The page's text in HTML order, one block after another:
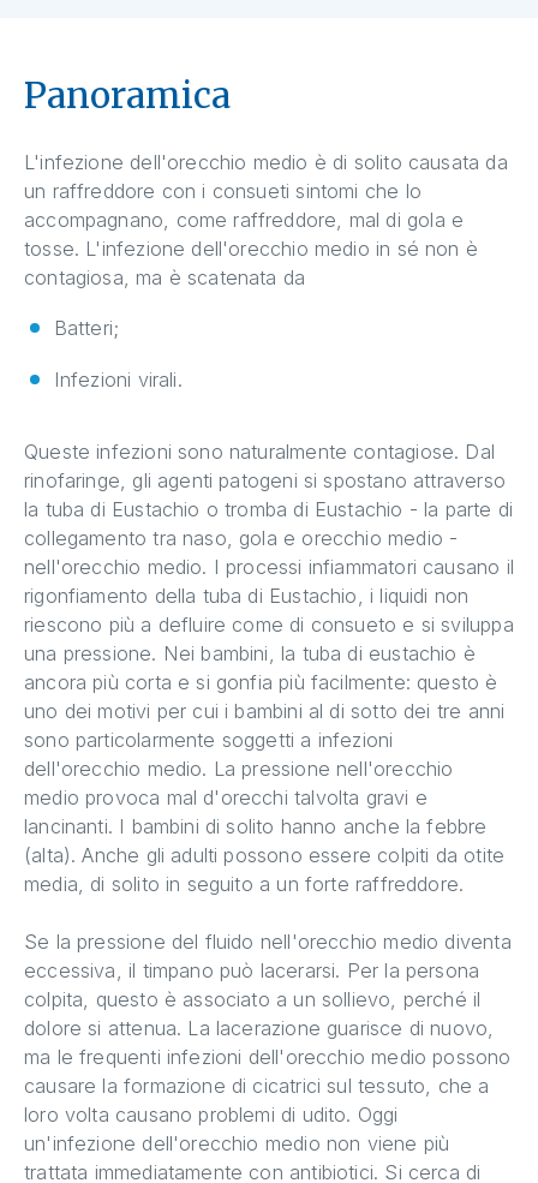
Panoramica
L'infezione dell'orecchio medio è di solito causata da
un raffreddore con i consueti sintomi che lo
accompagnano, come raffreddore, mal di gola e
tosse. L'infezione dell'orecchio medio in sé non è
contagiosa, ma è scatenata da
Batteri;
Infezioni virali.
Queste infezioni sono naturalmente contagiose. Dal
rinofaringe, gli agenti patogeni si spostano attraverso
la tuba di Eustachio o tromba di Eustachio - la parte di
collegamento tra naso, gola e orecchio medio -
nell'orecchio medio. I processi infiammatori causano il
rigonfiamento della tuba di Eustachio, i liquidi non
riescono più a defluire come di consueto e si sviluppa
una pressione. Nei bambini, la tuba di eustachio è
ancora più corta e si gonfia più facilmente: questo è
uno dei motivi per cui i bambini al di sotto dei tre anni
sono particolarmente soggetti a infezioni
dell'orecchio medio. La pressione nell'orecchio
medio provoca mal d'orecchi talvolta gravi e
lancinanti. I bambini di solito hanno anche la febbre
(alta). Anche gli adulti possono essere colpiti da otite
media, di solito in seguito a un forte raffreddore.
Se la pressione del fluido nell'orecchio medio diventa
eccessiva, il timpano può lacerarsi. Per la persona
colpita, questo è associato a un sollievo, perché il
dolore si attenua. La lacerazione guarisce di nuovo,
ma le frequenti infezioni dell'orecchio medio possono
causare la formazione di cicatrici sul tessuto, che a
loro volta causano problemi di udito. Oggi
un'infezione dell'orecchio medio non viene più
trattata immediatamente con antibiotici. Si cerca di